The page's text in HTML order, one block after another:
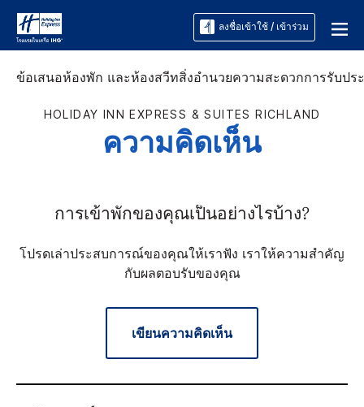
ลงชื่อเข้าใช้ / เข้าร่วม
ข้อเสนอห้องพัก และห้องสวีทสิ่งอำนวยความสะดวกการรับปร
HOLIDAY INN EXPRESS & SUITES RICHLAND
ความคิดเห็น
การเข้าพักของคุณเป็นอย่างไรบ้าง?
โปรดเล่าประสบการณ์ของคุณให้เราฟัง เราให้ความสำคัญ
กับผลตอบรับของคุณ
เขียนความคิดเห็น